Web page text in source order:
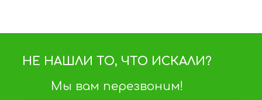
НЕ НАШЛИ ТО, ЧТО ИСКАЛИ?
Мы вам перезвоним!